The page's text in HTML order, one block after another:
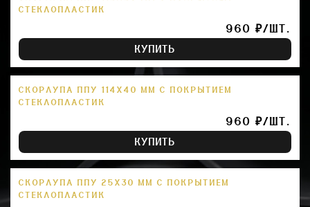
СТЕКЛОПЛАСТИК
960 ₽/ШТ.
КУПИТЬ
СКОРЛУПА ППУ 114Х40 ММ С ПОКРЫТИЕМ
СТЕКЛОПЛАСТИК
960 ₽/ШТ.
КУПИТЬ
СКОРЛУПА ППУ 25Х30 ММ С ПОКРЫТИЕМ
СТЕКЛОПЛАСТИК